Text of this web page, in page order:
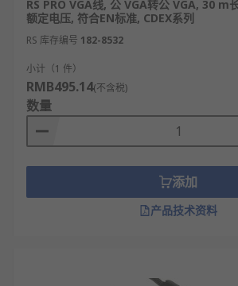
RS PRO VGA线, 公 VGA转公 VGA, 30 m
额定电压, 符合EN标准, CDEX系列
RS 库存编号 182-8532
小计（1 件）
RMB495.14(不含税)
数量
添加
产品技术资料